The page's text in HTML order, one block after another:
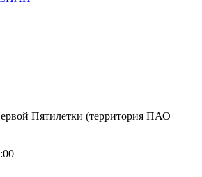
Пятилетки (территория ПАО